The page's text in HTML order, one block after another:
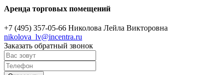
Аренда торговых помещений
+7 (495) 357-05-66 Николова Лейла Викторовна
nikolova_lv@incentra.ru
Заказать обратный звонок